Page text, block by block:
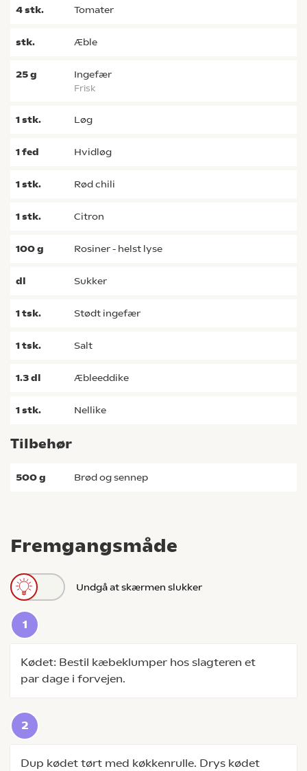
Fremgangsmåde
Undgå at skærmen slukker
Kødet: Bestil kæbeklumper hos slagteren et
par dage i forvejen.
Dup kødet tørt med køkkenrulle. Drys kødet
4stk. tomater
stk. æble
25g ingefær
frisk
1stk. løg
1fed hvidløg
1stk. rød chili
1stk. citron
100g rosiner - helst lyse
dl sukker
1tsk. stødt ingefær
1tsk. salt
1.3dl æbleeddike
1stk. nellike
Tilbehør
500g brød og sennep